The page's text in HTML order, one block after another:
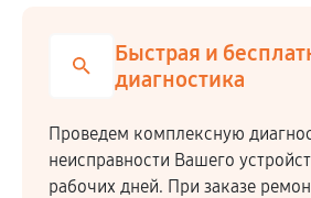
Быстрая и
диагностика
Проведем комплексную
неисправности Вашего
рабочих дней. При заказе